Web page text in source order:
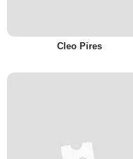
Cleo Pires